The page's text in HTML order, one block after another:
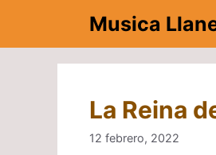
contenido
Musica
La Reina
12 febrero, 2022